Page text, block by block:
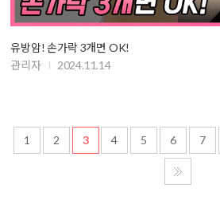
유방암! 손가락 3개면 OK!
관리자
2024.11.14
1 2 3 4 5 6 7